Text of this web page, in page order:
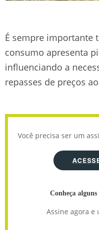
É sempre importante
consumo apresenta
influenciando a
repasses de preços
Você precisa ser um
Conheça alguns
Assine agora e